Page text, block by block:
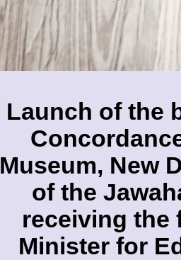
Launch of the
Museum, New
of the
receiving the
Minister for